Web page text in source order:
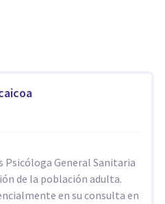
Psicóloga General Sanitaria
de la población adulta.
en su consulta en